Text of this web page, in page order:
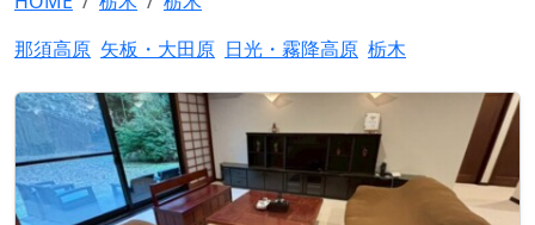
那須高原 矢板・大田原 日光・霧降高原 栃木